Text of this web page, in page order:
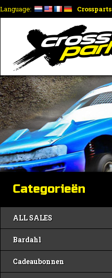
Language: Crossparts
Categorieën
ALL SALES
Bardahl
Cadeaubonnen